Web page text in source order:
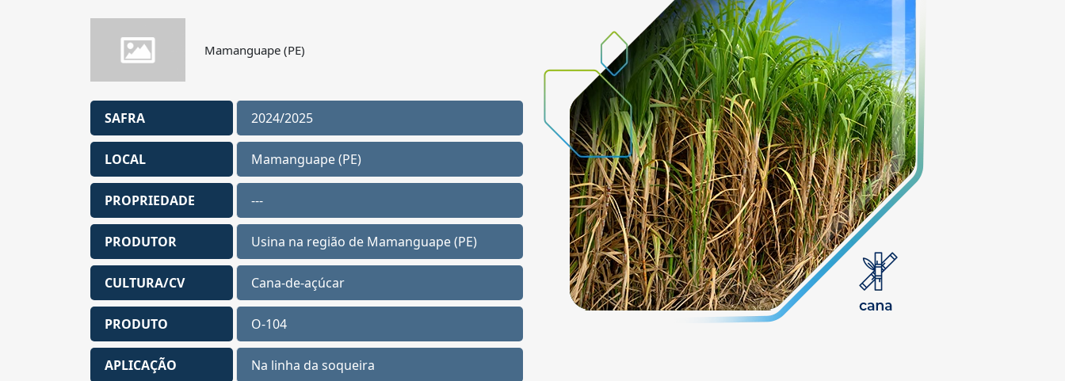
Mamanguape (PE)
SAFRA 2024/2025
LOCAL Mamanguape (PE)
PROPRIEDADE ---
PRODUTOR Usina na região de Mamanguape (PE)
CULTURA/CV Cana-de-açúcar
PRODUTO O-104
APLICAÇÃO Na linha da soqueira